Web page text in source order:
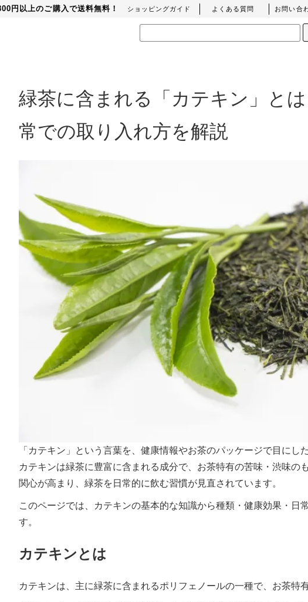
円以上のご購入で送料無料！ ショッピングガイド よくある質問 お問い合
緑茶に含まれる「カテキン」と
常での取り入れ方を解説
「カテキン」という言葉を、健康情報やお茶のパッケージで目に
カテキンは緑茶に豊富に含まれる成分で、お茶特有の苦味・渋味の
関心が高まり、緑茶を日常的に飲む習慣が見直されています。
このページでは、カテキンの基本的な知識から種類・健康効果・日
す。
カテキンとは
カテキンは、主に緑茶に含まれるポリフェノールの一種で、お茶特